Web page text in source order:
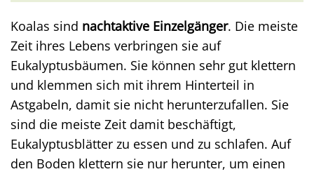
Koalas sind nachtaktive Einzelgänger. Die meiste
Zeit ihres Lebens verbringen sie auf
Eukalyptusbäumen. Sie können sehr gut klettern
und klemmen sich mit ihrem Hinterteil in
Astgabeln, damit sie nicht herunterzufallen. Sie
sind die meiste Zeit damit beschäftigt,
Eukalyptusblätter zu essen und zu schlafen. Auf
den Boden klettern sie nur herunter, um einen